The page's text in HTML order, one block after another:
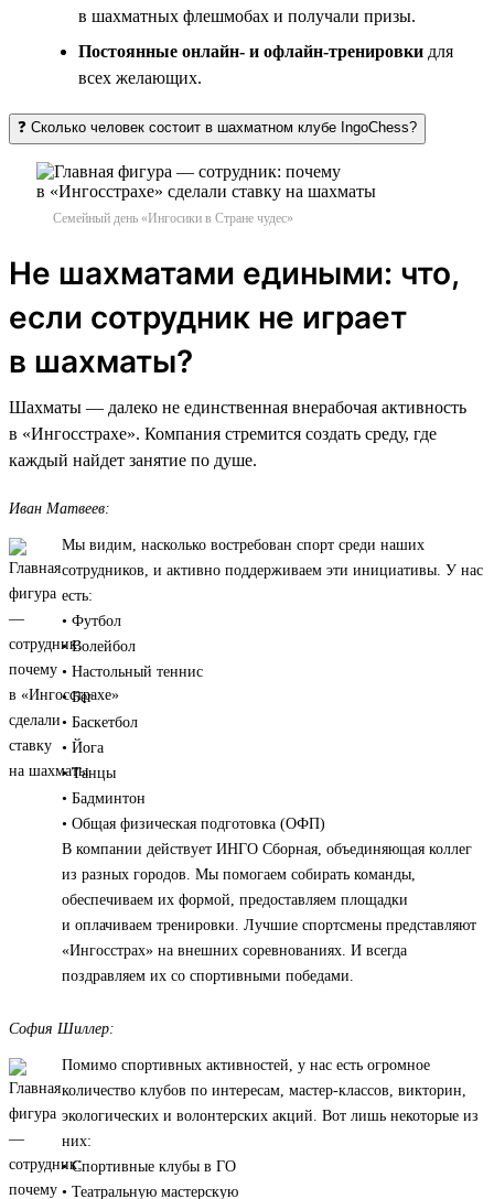
в шахматных флешмобах и получали призы.
Постоянные онлайн- и офлайн-тренировки для
всех желающих.
❓ Сколько человек состоит в шахматном клубе IngoChess?
Семейный день «Ингосики в Стране чудес»
Не шахматами едиными: что,
если сотрудник не играет
в шахматы?
Шахматы — далеко не единственная внерабочая активность
в «Ингосстрахе». Компания стремится создать среду, где
каждый найдет занятие по душе.
Иван Матвеев:
Мы видим, насколько востребован спорт среди наших
сотрудников, и активно поддерживаем эти инициативы. У нас
есть:
• Футбол
• Волейбол
• Настольный теннис
• Бег
• Баскетбол
• Йога
• Танцы
• Бадминтон
• Общая физическая подготовка (ОФП)
В компании действует ИНГО Сборная, объединяющая коллег
из разных городов. Мы помогаем собирать команды,
обеспечиваем их формой, предоставляем площадки
и оплачиваем тренировки. Лучшие спортсмены представляют
«Ингосстрах» на внешних соревнованиях. И всегда
поздравляем их со спортивными победами.
София Шиллер:
Помимо спортивных активностей, у нас есть огромное
количество клубов по интересам, мастер-классов, викторин,
экологических и волонтерских акций. Вот лишь некоторые из
них:
• Спортивные клубы в ГО
• Театральную мастерскую